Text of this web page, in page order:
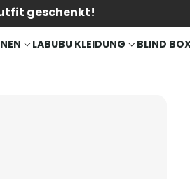
geschenkt!
LABUBU KLEIDUNG BLIND